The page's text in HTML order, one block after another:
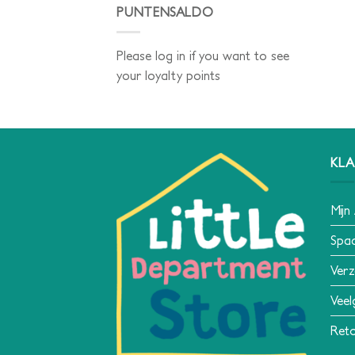
PUNTENSALDO
Please log in if you want to see
your loyalty points